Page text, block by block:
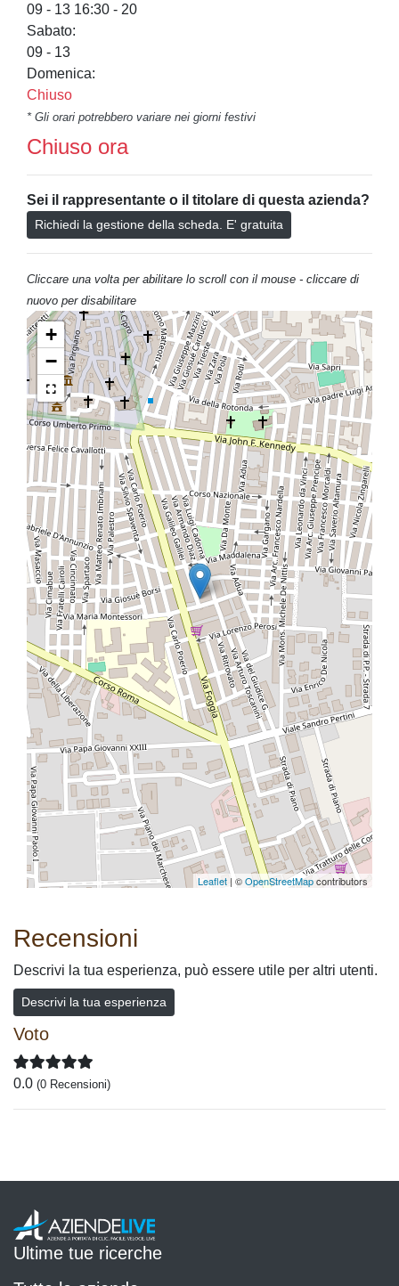
09 - 13 16:30 - 20
Sabato:
09 - 13
Domenica:
Chiuso
* Gli orari potrebbero variare nei giorni festivi
Chiuso ora
Sei il rappresentante o il titolare di questa azienda?
Richiedi la gestione della scheda. E' gratuita
Cliccare una volta per abilitare lo scroll con il mouse - cliccare di
nuovo per disabilitare
+
−
Leaflet | ©OpenStreetMapcontributors
Recensioni
Descrivi la tua esperienza, può essere utile per altri utenti.
Descrivi la tua esperienza
Voto
0.0 (0 Recensioni)
Ultime tue ricerche